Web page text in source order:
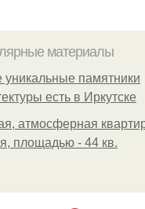
материалы
уникальные памятники
есть в Иркутске
атмосферная
площадью - 44 кв.